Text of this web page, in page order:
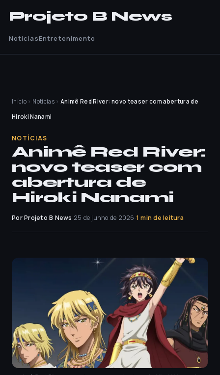
Projeto B News
NotíciasEntretenimento
Início › Notícias › Animê Red River: novo teaser com abertura de
Hiroki Nanami
NOTÍCIAS
Animê Red River:
novo teaser com
abertura de
Hiroki Nanami
Por Projeto B News·25 de junho de 2026·1 min de leitura